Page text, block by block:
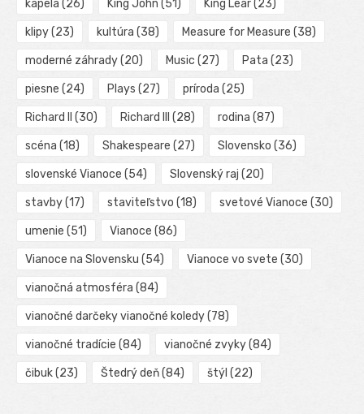
kapela (26) King John (51) King Lear(23)
klipy(23) kultúra (38) Measure for Measure (38)
moderné záhrady(20) Music (27) Pata (23)
piesne (24) Plays (27) príroda (25)
Richard II (30) Richard III (28) rodina (87)
scéna (18) Shakespeare (27) Slovensko (36)
slovenské Vianoce (54) Slovenský raj (20)
stavby(17) staviteľstvo (18) svetové Vianoce (30)
umenie (51) Vianoce (86)
Vianoce na Slovensku (54) Vianoce vo svete (30)
vianočná atmosféra (84)
vianočné darčeky vianočné koledy(78)
vianočné tradície (84) vianočné zvyky(84)
čibuk(23) Štedrý deň(84) štýl (22)